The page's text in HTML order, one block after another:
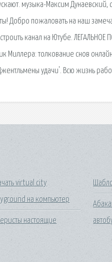
музыка-Максим
Добро пожаловать на наш
канал на Ютубе.
толкование снов
удачи'. Всю жизнь
virtual city
на компьютер
настоящие